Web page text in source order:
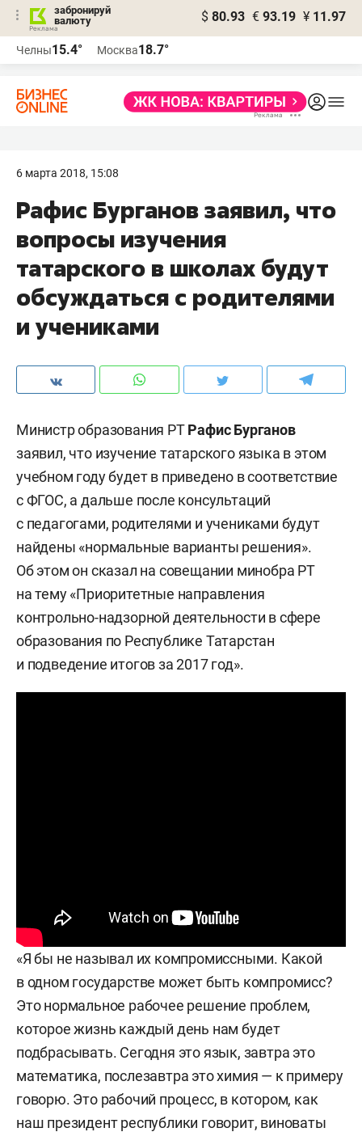
забронируй
валюту
$ 80.93 € 93.19 ¥ 11.97
Челны15.4° Москва18.7°
6 марта 2018, 15:08
Рафис Бурганов заявил, что
вопросы изучения
татарского в школах будут
обсуждаться с родителями
и учениками
Министр образования РТРафис Бурганов
заявил, что изучение татарского языка в этом
учебном году будет в приведено в соответствие
с ФГОС, а дальше после консультаций
с педагогами, родителями и учениками будут
найдены «нормальные варианты решения».
Об этом он сказал на совещании минобра РТ
на тему «Приоритетные направления
контрольно-надзорной деятельности в сфере
образования по Республике Татарстан
и подведение итогов за 2017 год».
«Я бы не называл их компромиссными. Какой
в одном государстве может быть компромисс?
Это нормальное рабочее решение проблем,
которое жизнь каждый день нам будет
подбрасывать. Сегодня это язык, завтра это
математика, послезавтра это химия — к примеру
говорю. Это рабочий процесс, в котором, как
наш президент республики говорит, виноваты